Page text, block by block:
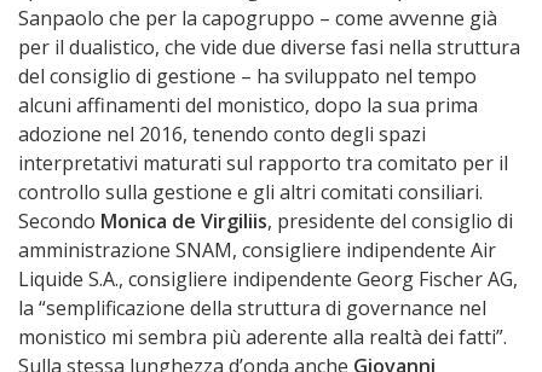
Sanpaolo che per la capogruppo – come avvenne già
per il dualistico, che vide due diverse fasi nella struttura
del consiglio di gestione – ha sviluppato nel tempo
alcuni affinamenti del monistico, dopo la sua prima
adozione nel 2016, tenendo conto degli spazi
interpretativi maturati sul rapporto tra comitato per il
controllo sulla gestione e gli altri comitati consiliari.
Secondo Monica de Virgiliis, presidente del consiglio di
amministrazione SNAM, consigliere indipendente Air
Liquide S.A., consigliere indipendente Georg Fischer AG,
la “semplificazione della struttura di governance nel
monistico mi sembra più aderente alla realtà dei fatti”.
Sulla stessa lunghezza d’onda anche Giovanni